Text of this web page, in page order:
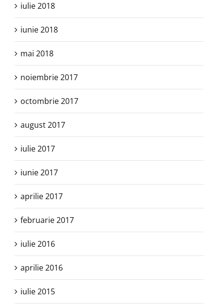
iulie 2018
iunie 2018
mai 2018
noiembrie 2017
octombrie 2017
august 2017
iulie 2017
iunie 2017
aprilie 2017
februarie 2017
iulie 2016
aprilie 2016
iulie 2015